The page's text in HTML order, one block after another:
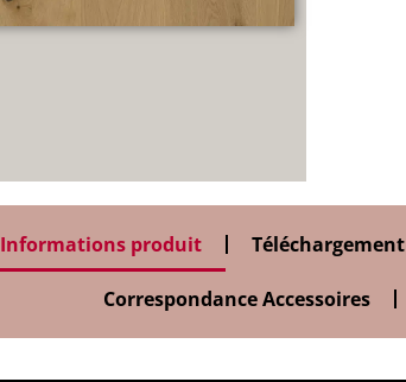
Informations produit Téléchargement
Correspondance Accessoires